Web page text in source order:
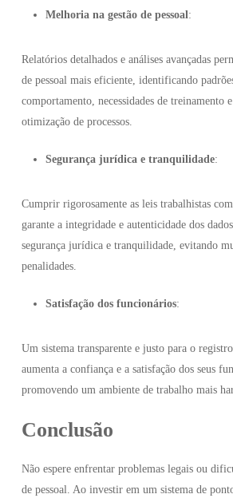
Melhoria na gestão de pessoal:
Relatórios detalhados e análises avançadas
de pessoal mais eficiente, identificando
comportamento, necessidades de treinamento
otimização de processos.
Segurança jurídica e tranquilidade:
Cumprir rigorosamente as leis trabalhistas
garante a integridade e autenticidade dos
segurança jurídica e tranquilidade, evitando
penalidades.
Satisfação dos funcionários:
Um sistema transparente e justo para o
aumenta a confiança e a satisfação dos seus
promovendo um ambiente de trabalho mais
Conclusão
Não espere enfrentar problemas legais ou
de pessoal. Ao investir em um sistema de